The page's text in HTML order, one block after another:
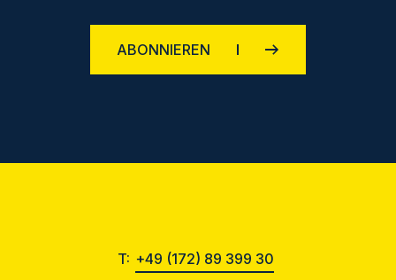
ABONNIEREN
T: +49 (172) 89 399 30